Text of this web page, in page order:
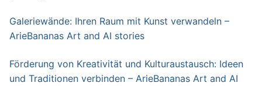
Galeriewände: Ihren Raum mit Kunst verwandeln –
ArieBananas Art and AI stories
Förderung von Kreativität und Kulturaustausch: Ideen
und Traditionen verbinden – ArieBananas Art and AI